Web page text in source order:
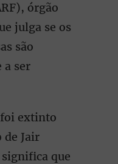
órgão
julga se os
são
a ser
foi extinto
de Jair
que